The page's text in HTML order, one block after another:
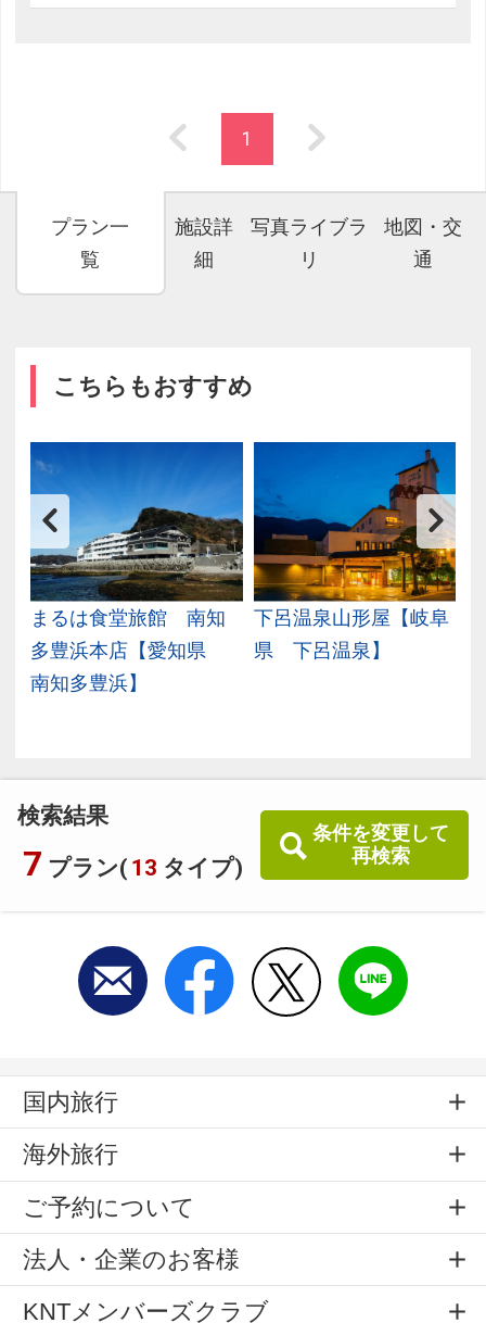
検索結果
7 プラン( 13 タイプ)
条件を変更して
再検索
1
プラン一
覧
施設詳
細
写真ライブラ
リ
地図・交
通
こちらもおすすめ
まるは食堂旅館 南知
多豊浜本店【愛知県
南知多豊浜】
下呂温泉山形屋【岐阜
県 下呂温泉】
国内旅行
海外旅行
ご予約について
法人・企業のお客様
KNTメンバーズクラブ